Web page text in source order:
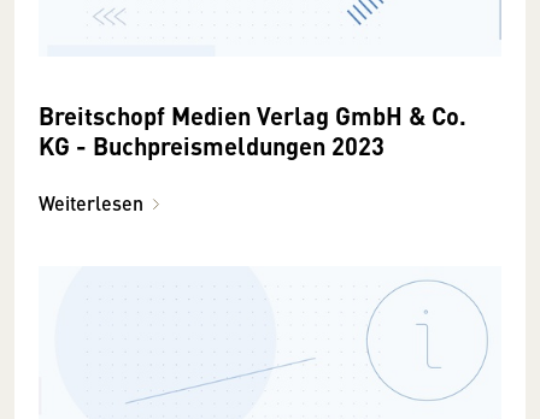
Breitschopf Medien Verlag GmbH & Co.
KG - Buchpreismeldungen 2023
Weiterlesen